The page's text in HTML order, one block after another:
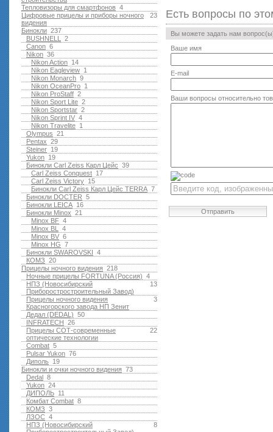
4
Тепловизоры для смартфонов
23
Цифровые прицелы и приборы ночного
видения
237
Бинокли
2
BUSHNELL
6
Canon
36
Nikon
14
Nikon Action
1
Nikon Eagleview
9
Nikon Monarch
1
Nikon OceanPro
2
Nikon ProStaff
2
Nikon Sport Lite
2
Nikon Sportstar
4
Nikon Sprint IV
1
Nikon Travelite
21
Olympus
29
Pentax
19
Steiner
19
Yukon
39
Бинокли Carl Zeiss Карл Цейс
17
Carl Zeiss Conquest
15
Carl Zeiss Victory
7
Бинокли Carl Zeiss Карл Цейс TERRA
5
Бинокли DOCTER
16
Бинокли LEICA
21
Бинокли Minox
4
Minox BF
4
Minox BL
6
Minox BV
7
Minox HG
4
Бинокли SWAROVSKI
20
КОМЗ
218
Прицелы ночного видения
4
Ночные прицелы FORTUNA (Россия)
13
НПЗ (Новосибирский
Приборостростроительный Завод)
3
Прицелы ночного видения
Красногорского завода НП Зенит
50
Дедал (DEDAL)
26
INFRATECH
22
Прицелы СОТ-современные
оптические технологии
5
Combat
76
Pulsar Yukon
19
Диполь
73
Бинокли и очки ночного видения
8
Dedal
24
Yukon
11
ДИПОЛЬ
8
Комбат Combat
3
КОМЗ
4
ЛЗОС
8
НПЗ (Новосибирский
Есть вопросы по
Вы можете задать нам
Ваше имя
E-mail
Ваши вопросы относительно
Отправить